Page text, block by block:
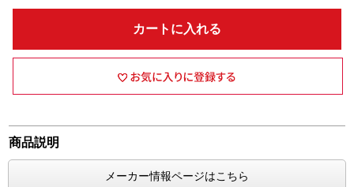
カートに入れる
商品説明
メーカー情報ページはこちら